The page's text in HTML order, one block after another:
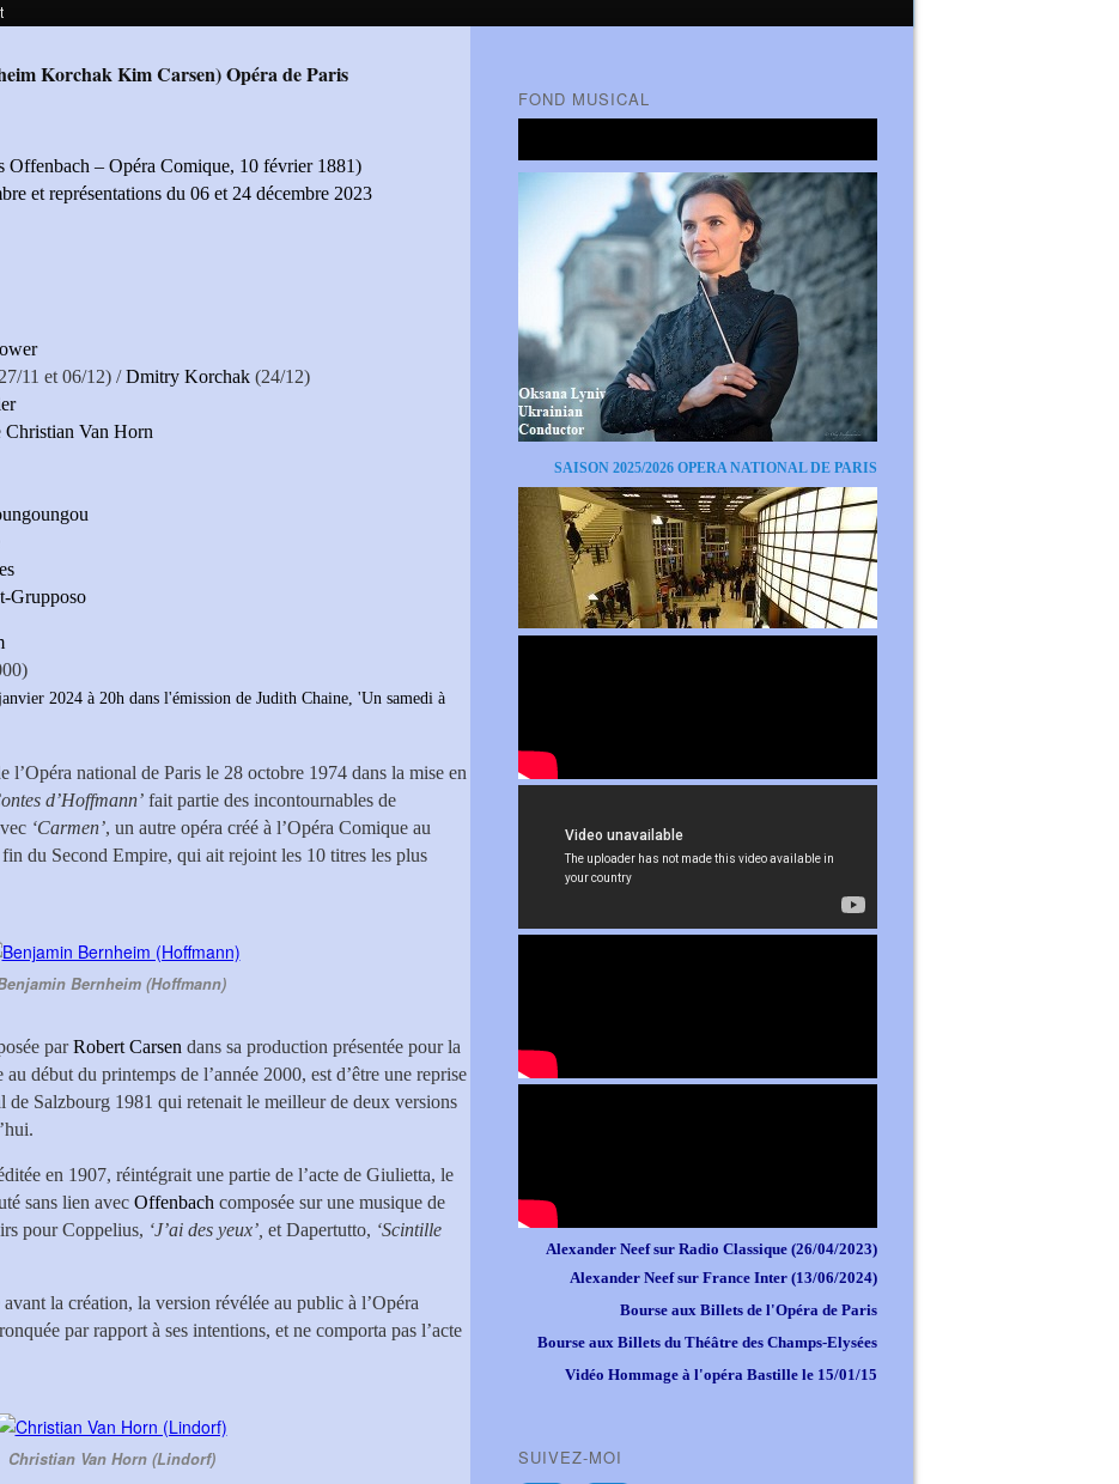
Korchak Kim Carsen) Opéra de Paris
Offenbach – Opéra Comique, 10 février 1881)
et représentations du 06 et 24 décembre 2023
11 et 06/12) /Dmitry Korchak (24/12)
Christian Van Horn
Grupposo
2024 à 20h dans l'émission de Judith Chaine, 'Un samedi à
l’Opéra national de Paris le 28 octobre 1974 dans la mise en
d’Hoffmann’ fait partie des incontournables de
‘Carmen’, un autre opéra créé à l’Opéra Comique au
du Second Empire, qui ait rejoint les 10 titres les plus
Bernheim (Hoffmann)
parRobert Carsen dans sa production présentée pour la
début du printemps de l’année 2000, est d’être une reprise
de Salzbourg 1981 qui retenait le meilleur de deux versions
en 1907, réintégrait une partie de l’acte de Giulietta, le
sans lien avec Offenbach composée sur une musique de
pour Coppelius, ‘J’ai des yeux’, et Dapertutto, ‘Scintille
avant la création, la version révélée au public à l’Opéra
par rapport à ses intentions, et ne comporta pas l’acte
Christian Van Horn (Lindorf)
FOND MUSICAL
SAISON 2025/2026 OPERA NATIONAL DE PARIS
Alexander Neef sur Radio Classique (26/04/2023)
Alexander Neef sur France Inter (13/06/2024)
Bourse aux Billets de l'Opéra de Paris
Bourse aux Billets du Théâtre des Champs-Elysées
Vidéo Hommage à l'opéra Bastille le 15/01/15
SUIVEZ-MOI